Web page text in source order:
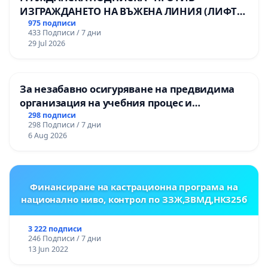
ИЗГРАЖДАНЕТО НА ВЪЖЕНА ЛИНИЯ (ЛИФТ)
НА ТЕРИТОРИЯТА НА ПРИРОДНА
ЗАБЕЛЕЖИТЕЛНОСТ „ХЪЛМ НА
ОСВОБОДИТЕЛИТЕ“ (БУНАРДЖИК)
975 подписи
433 Подписи / 7 дни
29 Jul 2026
За незабавно осигуряване на предвидима
организация на учебния процес и
гарантиране на правото на равнопоставено
и качествено образование на учениците от
ОУ „Княз Александър I“ и Хуманитарна
298 подписи
298 Подписи / 7 дни
6 Aug 2026
Финансиране на кастрационна програма на
национално ниво, контрол по ЗЗЖ,ЗВМД,НК325б
3 222 подписи
246 Подписи / 7 дни
13 Jun 2022